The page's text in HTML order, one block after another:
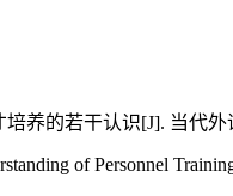
养的若干认识[J]. 当代外
of Personnel